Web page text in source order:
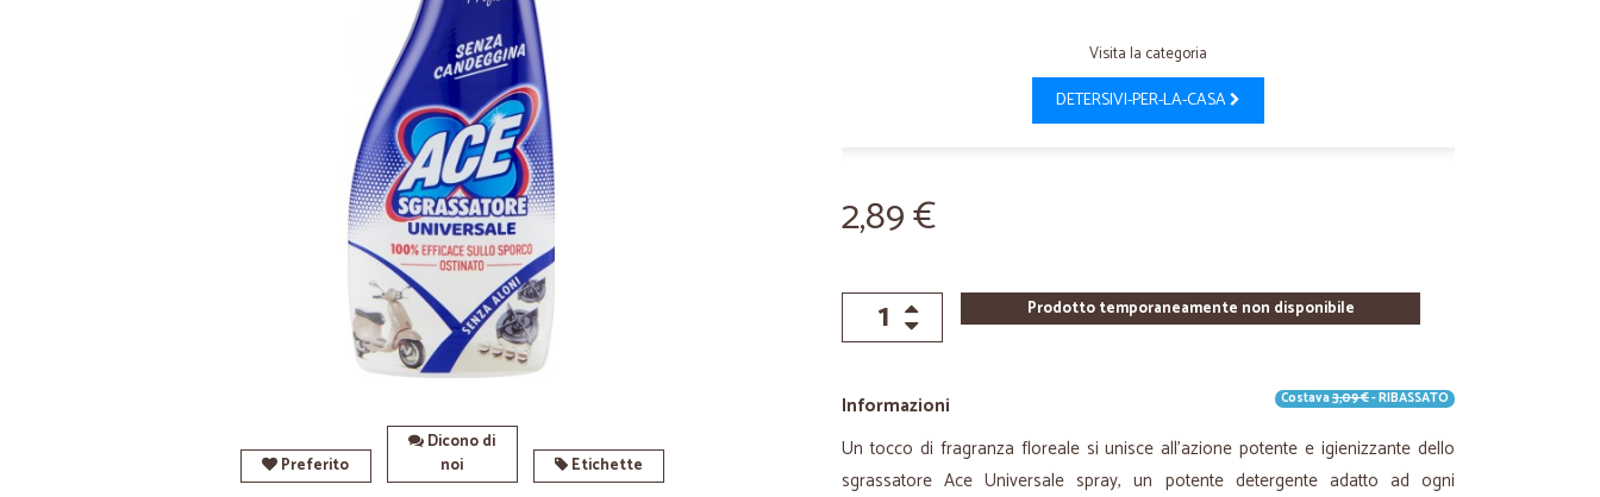
Preferito
Dicono di
noi
Etichette
Visita la categoria
DETERSIVI-PER-LA-CASA
2,89 €
Prodotto temporaneamente non disponibile
Informazioni Costava3,09 €- RIBASSATO
Un tocco di fragranza floreale si unisce all'azione potente e igienizzante dello
sgrassatore Ace Universale spray, un potente detergente adatto ad ogni